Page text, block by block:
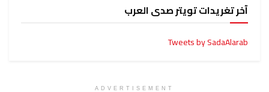
آخر تغريدات تويتر صدى العرب
Tweets by SadaAlarab
ADVERTISEMENT